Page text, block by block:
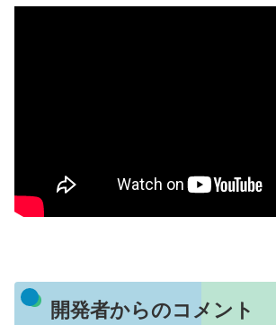
開発者からのコメント